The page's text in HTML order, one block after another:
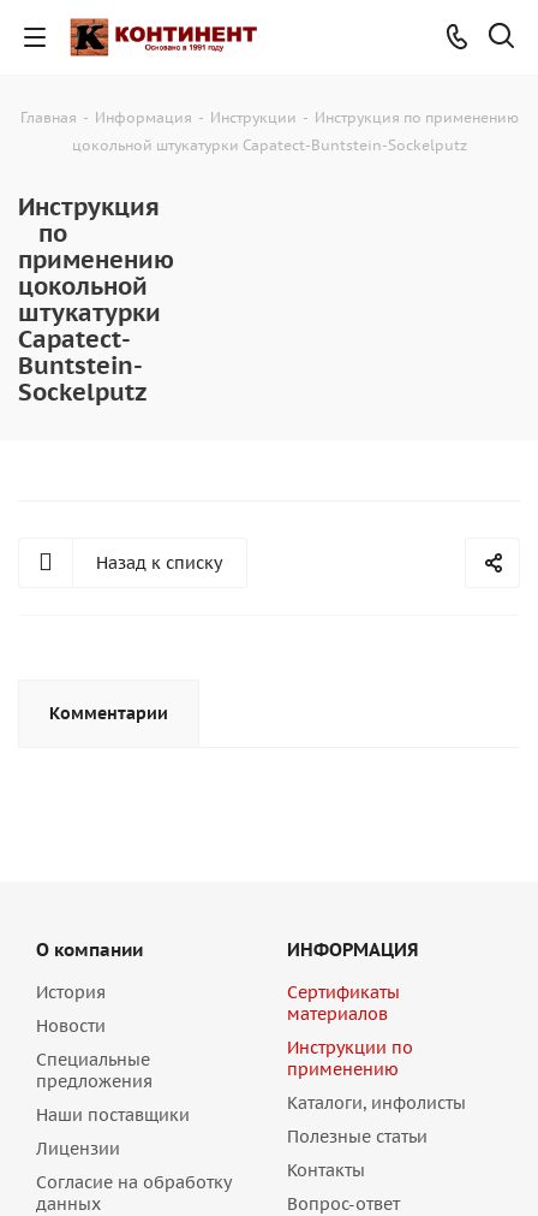
Главная - Информация - Инструкции - Инструкция по применению
цокольной штукатурки Capatect-Buntstein-Sockelputz
Инструкция
по
применению
цокольной
штукатурки
Capatect-
Buntstein-
Sockelputz
Назад к списку
Комментарии
О компании
История
Новости
Специальные
предложения
Наши поставщики
Лицензии
Согласие на обработку
данных
ИНФОРМАЦИЯ
Сертификаты
материалов
Инструкции по
применению
Каталоги, инфолисты
Полезные статьи
Контакты
Вопрос-ответ